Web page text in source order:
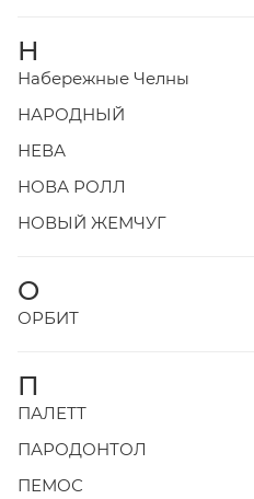
Н
Набережные Челны
НАРОДНЫЙ
НЕВА
НОВА РОЛЛ
НОВЫЙ ЖЕМЧУГ
О
ОРБИТ
П
ПАЛЕТТ
ПАРОДОНТОЛ
ПЕМОС